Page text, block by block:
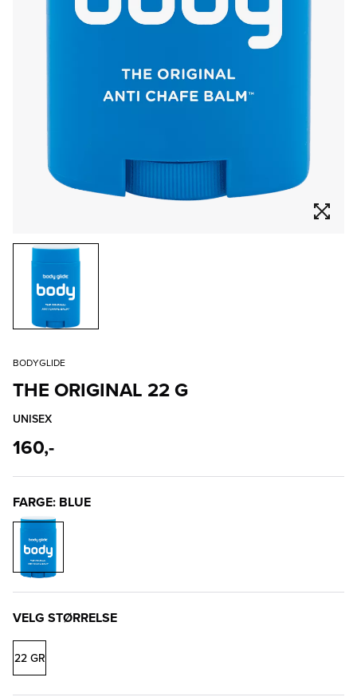
BODYGLIDE
THE ORIGINAL 22 G
UNISEX
160,-
FARGE: BLUE
VELG STØRRELSE
22 GR